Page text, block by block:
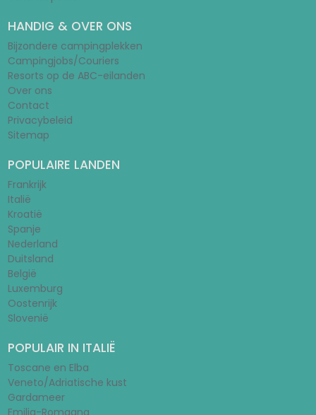
HANDIG & OVER ONS
Bijzondere campingplekken
Campingjobs/Couriers
Resorts op de ABC-eilanden
Over ons
Contact
Privacybeleid
Sitemap
POPULAIRE LANDEN
Frankrijk
Italië
Kroatië
Spanje
Nederland
Duitsland
België
Luxemburg
Oostenrijk
Slovenië
POPULAIR IN ITALIË
Toscane en Elba
Veneto/Adriatische kust
Gardameer
Emilia-Romagna